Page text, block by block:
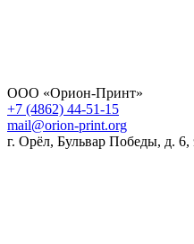
ООО «Орион-Принт»
+7 (4862) 44-51-15
mail@orion-print.org
г. Орёл, Бульвар Победы, д. 6,